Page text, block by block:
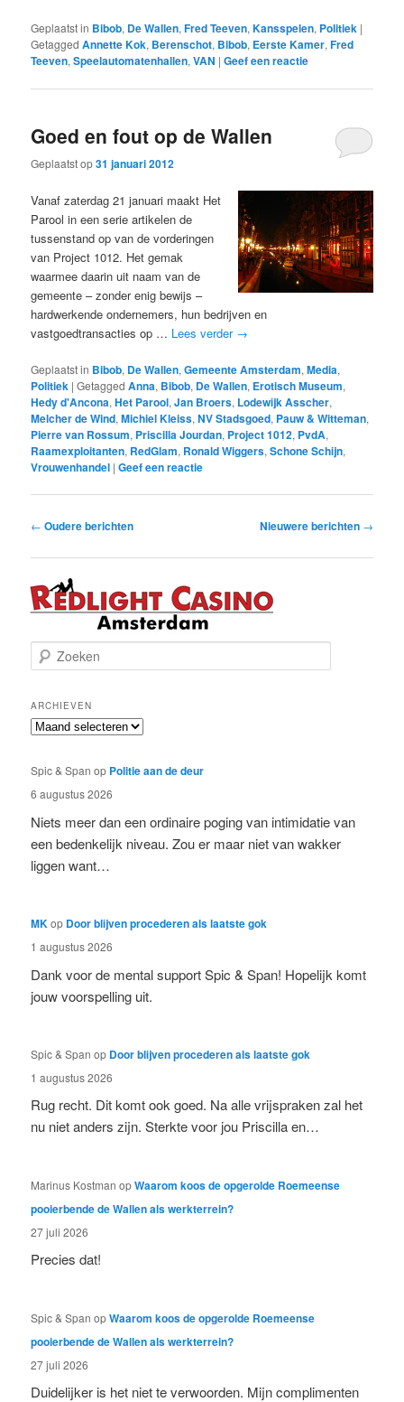
Geplaatst in Bibob, De Wallen,Fred Teeven,Kansspelen, Politiek |
Getagged Annette Kok, Berenschot, Bibob, Eerste Kamer,Fred
Teeven,Speelautomatenhallen,VAN |Geef een reactie
Goed en fout op de Wallen
Geplaatst op31 januari 2012
Vanaf zaterdag 21 januari maakt Het
Parool in een serie artikelen de
tussenstand op van de vorderingen
van Project 1012. Het gemak
waarmee daarin uit naam van de
gemeente – zonder enig bewijs –
hardwerkende ondernemers, hun bedrijven en
vastgoedtransacties op … Lees verder →
Geplaatst in Bibob, De Wallen,Gemeente Amsterdam,Media,
Politiek |Getagged Anna, Bibob, De Wallen, Erotisch Museum,
Hedy d'Ancona,Het Parool,Jan Broers, Lodewijk Asscher,
Melcher de Wind,Michiel Kleiss,NV Stadsgoed, Pauw & Witteman,
Pierre van Rossum, Priscilla Jourdan, Project 1012, PvdA,
Raamexploitanten, RedGlam, Ronald Wiggers,Schone Schijn,
Vrouwenhandel |Geef een reactie
Bericht
← Oudere berichten Nieuwere berichten →
o
k
e
n
ARCHIEVEN
Archieven
Spic & Span op Politie aan de deur
6 augustus 2026
Niets meer dan een ordinaire poging van intimidatie van
een bedenkelijk niveau. Zou er maar niet van wakker
liggen want…
MKop Door blijven procederen als laatste gok
1 augustus 2026
Dank voor de mental support Spic & Span! Hopelijk komt
jouw voorspelling uit.
Spic & Span op Door blijven procederen als laatste gok
1 augustus 2026
Rug recht. Dit komt ook goed. Na alle vrijspraken zal het
nu niet anders zijn. Sterkte voor jou Priscilla en…
Marinus Kostman opWaarom koos de opgerolde Roemeense
pooierbende de Wallen als werkterrein?
27 juli 2026
Precies dat!
Spic & Span opWaarom koos de opgerolde Roemeense
pooierbende de Wallen als werkterrein?
27 juli 2026
Duidelijker is het niet te verwoorden. Mijn complimenten